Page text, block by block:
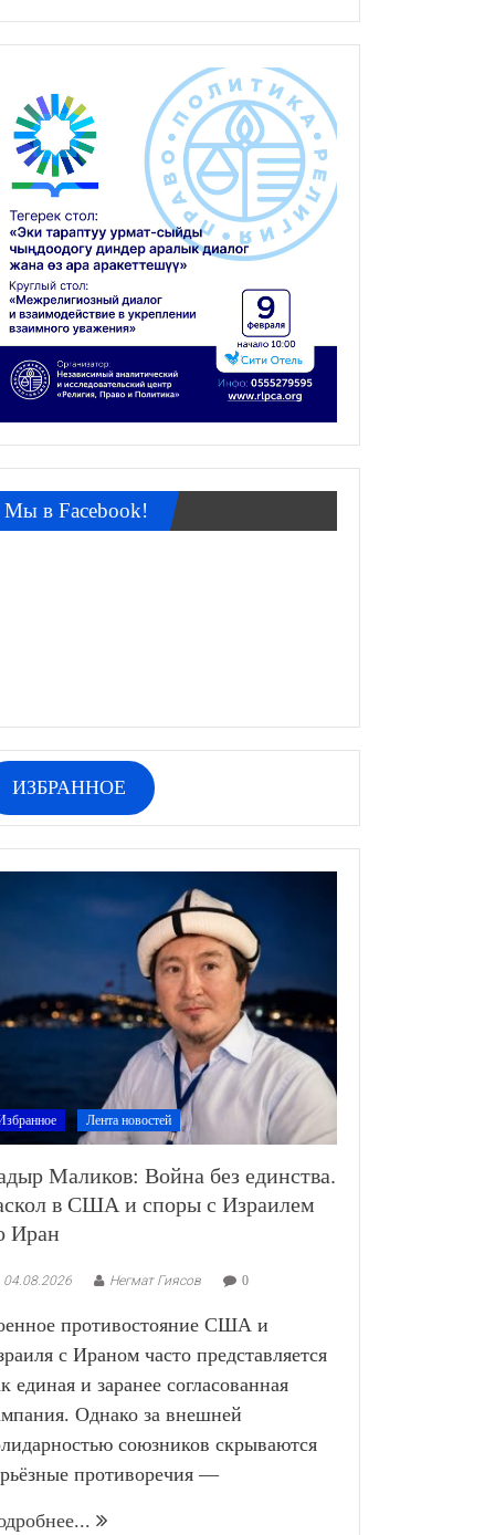
Мы в Facebook!
ИЗБРАННОЕ
Лента новостей
Маликов: Война без единства.
в США и споры с Израилем
Иран
04.08.2026 Негмат Гиясов 0
противостояние США и
с Ираном часто представляется
единая и заранее согласованная
Однако за внешней
союзников скрываются
противоречия —